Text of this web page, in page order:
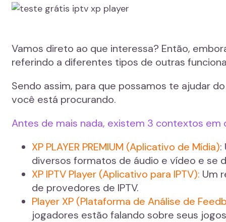
Vamos direto ao que interessa? Então,
referindo a diferentes tipos de outras
Sendo assim, para que possamos te ajudar
você está procurando.
Antes de mais nada, existem 3 contextos em
XP PLAYER PREMIUM (Aplicativo de Mídia):
diversos formatos de áudio e vídeo e se
XP IPTV Player (Aplicativo para IPTV): Um
de provedores de IPTV.
Player XP (Plataforma de Análise de
jogadores estão falando sobre seus